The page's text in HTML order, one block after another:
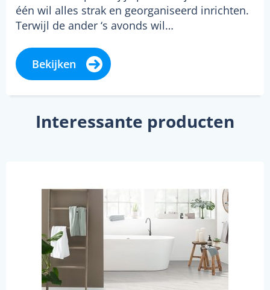
één wil alles strak en georganiseerd inrichten.
Terwijl de ander ‘s avonds wil…
Bekijken
Interessante producten